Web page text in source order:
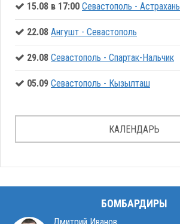
15.08 в 17:00 Севастополь - Астрахань
22.08 Ангушт - Севастополь
29.08 Севастополь - Спартак-Нальчик
05.09 Севастополь - Кызылташ
КАЛЕНДАРЬ
БОМБАРДИРЫ
Дмитрий Иванов